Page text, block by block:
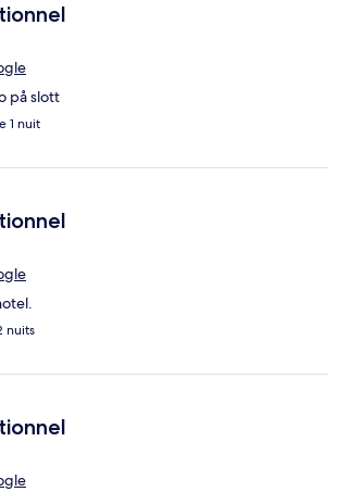
på slott
1 nuit
nuits